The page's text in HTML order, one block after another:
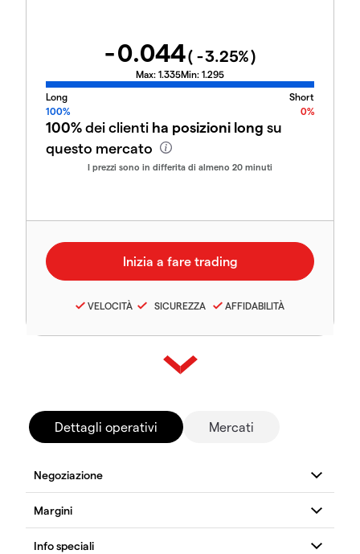
-0.044( -3.25%)
Max: 1.335Min: 1.295
Long
Short
100%
0%
100%dei clienti ha posizioni long su
questo mercato
I prezzi sono in differita di almeno 20 minuti
VELOCITÀ SICUREZZA AFFIDABILITÀ
Dettagli operativi Mercati